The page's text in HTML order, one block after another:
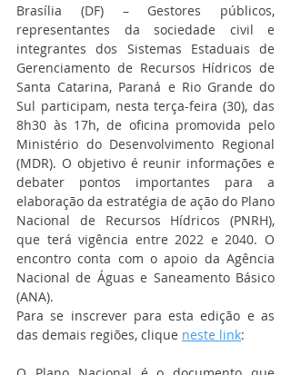
Brasília (DF) – Gestores públicos,
representantes da sociedade civil e
integrantes dos Sistemas Estaduais de
Gerenciamento de Recursos Hídricos de
Santa Catarina, Paraná e Rio Grande do
Sul participam, nesta terça-feira (30), das
8h30 às 17h, de oficina promovida pelo
Ministério do Desenvolvimento Regional
(MDR). O objetivo é reunir informações e
debater pontos importantes para a
elaboração da estratégia de ação do Plano
Nacional de Recursos Hídricos (PNRH),
que terá vigência entre 2022 e 2040. O
encontro conta com o apoio da Agência
Nacional de Águas e Saneamento Básico
(ANA).
Para se inscrever para esta edição e as
das demais regiões, clique neste link: